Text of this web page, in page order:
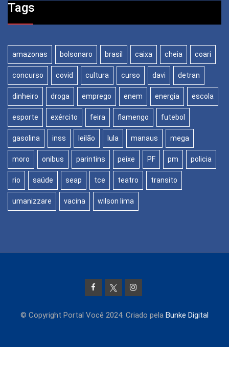
Tags
amazonas bolsonaro brasil caixa cheia coari
concurso covid cultura curso davi detran
dinheiro droga emprego enem energia escola
esporte exército feira flamengo futebol
gasolina inss leilão lula manaus mega
moro onibus parintins peixe PF pm policia
rio saúde seap tce teatro transito
umanizzare vacina wilson lima
© Copyright Portal Você 2024. Criado pela Bunke Digital